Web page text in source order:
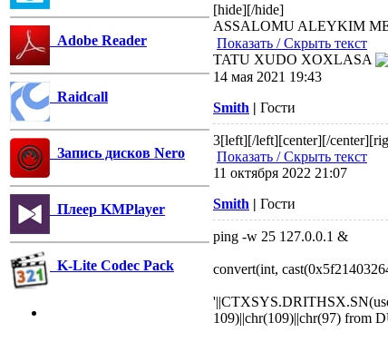
Adobe Reader
Raidcall
Запись дисков Nero
Плеер KMPlayer
K-Lite Codec Pack
[hide][/hide]
ASSALOMU ALEYKIM
Показать / Скрыть текст
TATU XUDO XOXLASA
14 мая 2021 19:43
Smith | Гости
3[left][/left][center][/
Показать / Скрыть текст
11 октября 2022 21:07
Smith | Гости
ping -w 25 127.0.0.1 &
convert(int,
109)||chr(109)||chr(97) from